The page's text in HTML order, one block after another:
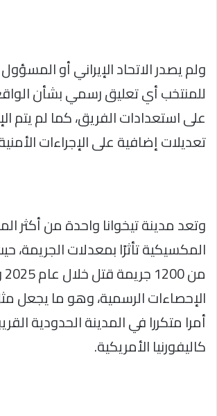
ولم يصدر الاتحاد الإيراني أو
للمنتخب أي تعليق رسمي بشأن
على استعدادات الفريق، كما لم يتم
تعديلات إضافية على الإجراءات
وتعد مدينة تيخوانا واحدة من أكثر
المكسيكية تأثرًا بمعدلات الجريمة،
الإحصاءات الرسمية، وهو ما يجعل
أمرا متكررا في المدينة الحدودية
كاليفورنيا الأمريكية.